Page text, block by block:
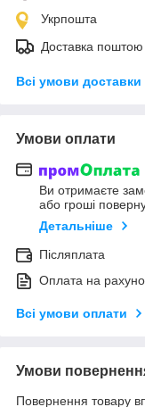
Укрпошта
Доставка поштою
Всі умови доставки
Умови оплати
Ви отримаєте
або гроші
Детальніше
Післяплата
Оплата на
Всі умови оплати
Умови
Повернення товару